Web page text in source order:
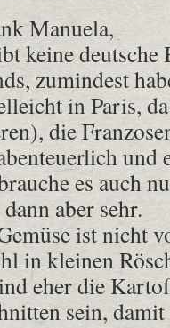
Manuela,
keine deutsche
zumindest
in Paris,
die
und
es auch
aber sehr.
ist nicht
in kleinen
eher die
sein,